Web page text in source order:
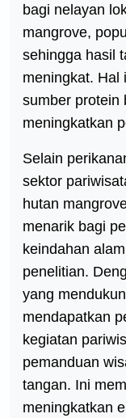
bagi nelayan
mangrove,
sehingga hasil
meningkat. Hal
sumber protein
meningkatkan
Selain
sektor
hutan
menarik bagi
keindahan
penelitian.
yang
mendapatkan
kegiatan
pemanduan
tangan. Ini
meningkatkan